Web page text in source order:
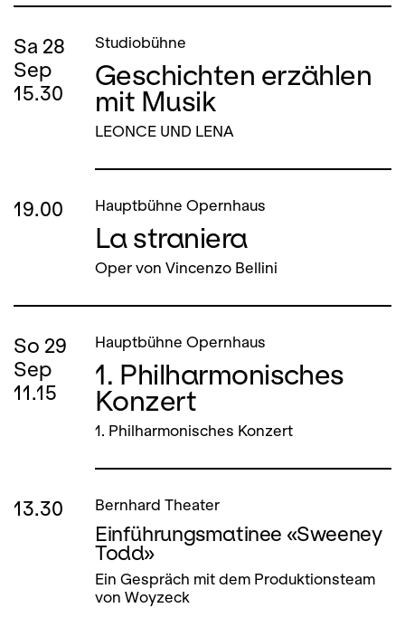
Sa 28
Sep
15.30
Studiobühne
Geschichten erzählen
mit Musik
LEONCE UND LENA
19.00 Hauptbühne Opernhaus
La straniera
Oper von Vincenzo Bellini
So 29
Sep
11.15
Hauptbühne Opernhaus
1. Philharmonisches
Konzert
1. Philharmonisches Konzert
13.30 Bernhard Theater
Einführungsmatinee «Sweeney
Todd»
Ein Gespräch mit dem Produktionsteam
von Woyzeck